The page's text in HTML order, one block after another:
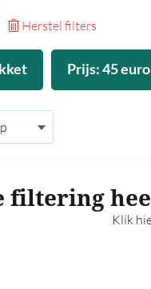
Herstel filters
Prijs: 45 euro
filtering
Klik